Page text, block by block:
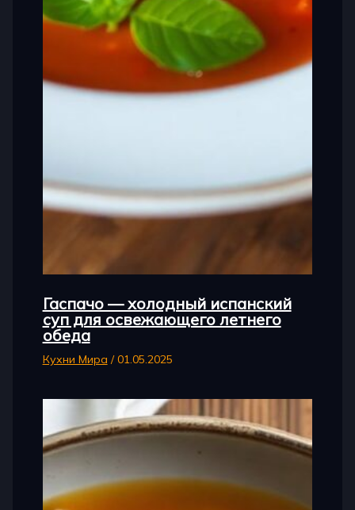
Гаспачо — холодный испанский
суп для освежающего летнего
обеда
Кухни Мира /01.05.2025